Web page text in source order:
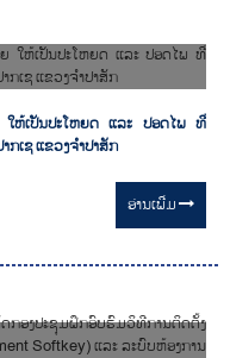
ໃຫ້ເປັນປະໂຫຍດ ແລະ ປອດໄພ ທີ່
ເຊ ແຂວງຈຳປາສັກ
ອ່ານ​ເພີ່ມ